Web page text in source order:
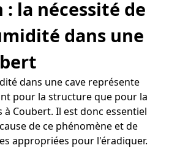
: la nécessité de
dans une
dans une cave représente
pour la structure que pour la
à Coubert. Il est donc essentiel
de ce phénomène et de
appropriées pour l'éradiquer.